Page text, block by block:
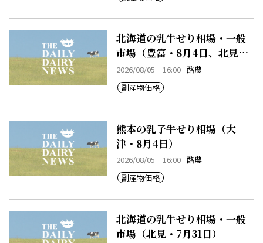
北海道の乳牛せり相場・一般
市場（豊富・8月4日、北見・8
月4日、早来・8月4日）
2026/08/05 16:00 酪農
副産物価格
熊本の乳子牛せり相場（大
津・8月4日）
2026/08/05 16:00 酪農
副産物価格
北海道の乳牛せり相場・一般
市場（北見・7月31日）